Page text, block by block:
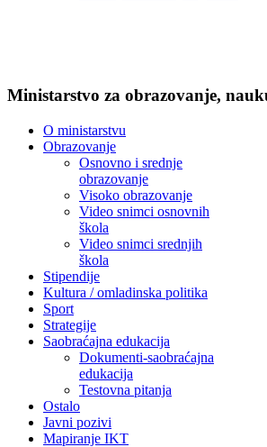
Ministarstvo za obrazovanje,
O ministarstvu
Obrazovanje
Osnovno i srednje
obrazovanje
Visoko obrazovanje
Video snimci osnovnih
škola
Video snimci srednjih
škola
Stipendije
Kultura / omladinska politika
Sport
Strategije
Saobraćajna edukacija
Dokumenti-saobraćajna
edukacija
Testovna pitanja
Ostalo
Javni pozivi
Mapiranje IKT